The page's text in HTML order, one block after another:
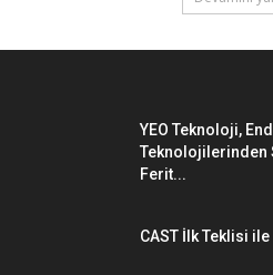
YEO Teknoloji,
Teknolojilerinden
Ferit...
CAST İlk Teklisi